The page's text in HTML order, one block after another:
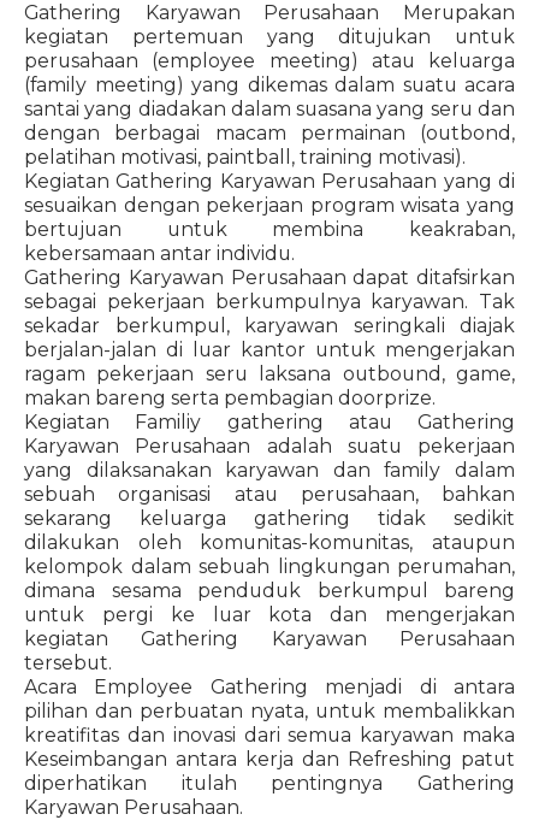
Gathering Karyawan Perusahaan Merupakan
kegiatan pertemuan yang ditujukan untuk
perusahaan (employee meeting) atau keluarga
(family meeting) yang dikemas dalam suatu acara
santai yang diadakan dalam suasana yang seru dan
dengan berbagai macam permainan (outbond,
pelatihan motivasi, paintball, training motivasi).
Kegiatan Gathering Karyawan Perusahaan yang di
sesuaikan dengan pekerjaan program wisata yang
bertujuan untuk membina keakraban,
kebersamaan antar individu.
Gathering Karyawan Perusahaan dapat ditafsirkan
sebagai pekerjaan berkumpulnya karyawan. Tak
sekadar berkumpul, karyawan seringkali diajak
berjalan-jalan di luar kantor untuk mengerjakan
ragam pekerjaan seru laksana outbound, game,
makan bareng serta pembagian doorprize.
Kegiatan Familiy gathering atau Gathering
Karyawan Perusahaan adalah suatu pekerjaan
yang dilaksanakan karyawan dan family dalam
sebuah organisasi atau perusahaan, bahkan
sekarang keluarga gathering tidak sedikit
dilakukan oleh komunitas-komunitas, ataupun
kelompok dalam sebuah lingkungan perumahan,
dimana sesama penduduk berkumpul bareng
untuk pergi ke luar kota dan mengerjakan
kegiatan Gathering Karyawan Perusahaan
tersebut.
Acara Employee Gathering menjadi di antara
pilihan dan perbuatan nyata, untuk membalikkan
kreatifitas dan inovasi dari semua karyawan maka
Keseimbangan antara kerja dan Refreshing patut
diperhatikan itulah pentingnya Gathering
Karyawan Perusahaan.